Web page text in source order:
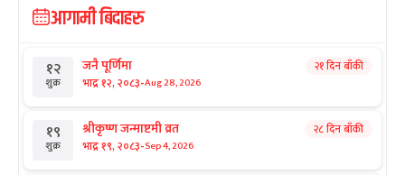
आगामी बिदाहरु
१२
शुक्र
जनै पूर्णिमा
भाद्र १२, २०८३-Aug 28, 2026
२१ दिन बाँकी
१९
शुक्र
श्रीकृष्ण जन्माष्टमी व्रत
भाद्र १९, २०८३-Sep 4, 2026
२८ दिन बाँकी